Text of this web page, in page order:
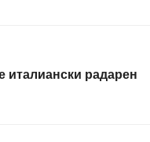
италиански радарен